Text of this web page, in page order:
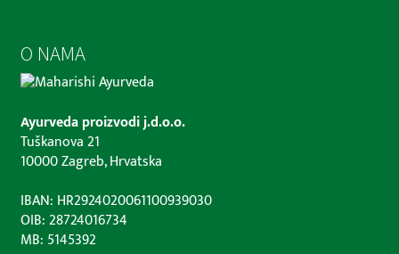
O NAMA
Ayurveda proizvodi j.d.o.o.
Tuškanova 21
10000 Zagreb, Hrvatska
IBAN: HR2924020061100939030
OIB: 28724016734
MB: 5145392